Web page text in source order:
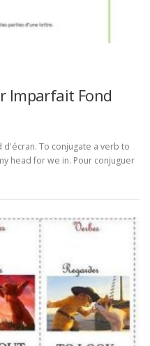
Imparfait Fond
To conjugate a verb to
head for we in. Pour conjuguer